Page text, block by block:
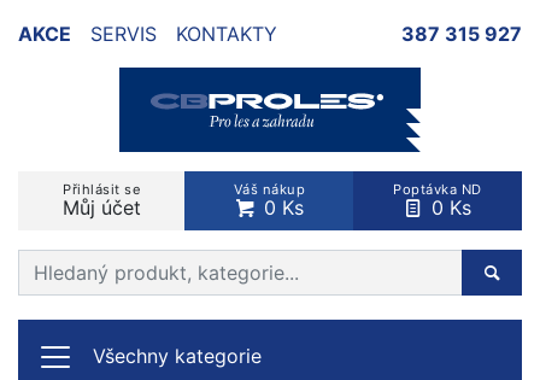
AKCE SERVIS KONTAKTY 387 315 927
Přihlásit se
Můj účet
Váš nákup
0 Ks
Poptávka ND
0 Ks
Prohledat web
Všechny kategorie